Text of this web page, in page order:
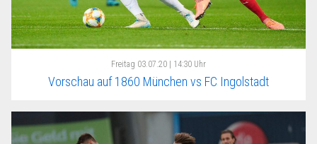
Freitag 03.07.20 | 14:30 Uhr
Vorschau auf 1860 München vs FC Ingolstadt